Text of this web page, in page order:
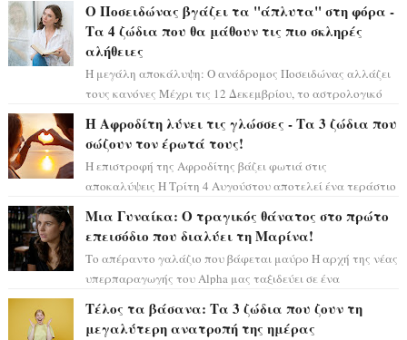
Ο Ποσειδώνας βγάζει τα "άπλυτα" στη φόρα -
Τα 4 ζώδια που θα μάθουν τις πιο σκληρές
αλήθειες
Η μεγάλη αποκάλυψη: Ο ανάδρομος Ποσειδώνας αλλάζει
τους κανόνες Μέχρι τις 12 Δεκεμβρίου, το αστρολογικό
Η Αφροδίτη λύνει τις γλώσσες - Τα 3 ζώδια που
σώζουν τον έρωτά τους!
Η επιστροφή της Αφροδίτης βάζει φωτιά στις
αποκαλύψεις Η Τρίτη 4 Αυγούστου αποτελεί ένα τεράστιο
Μια Γυναίκα: Ο τραγικός θάνατος στο πρώτο
επεισόδιο που διαλύει τη Μαρίνα!
Το απέραντο γαλάζιο που βάφεται μαύρο Η αρχή της νέας
υπερπαραγωγής του Alpha μας ταξιδεύει σε ένα
Τέλος τα βάσανα: Τα 3 ζώδια που ζουν τη
μεγαλύτερη ανατροπή της ημέρας